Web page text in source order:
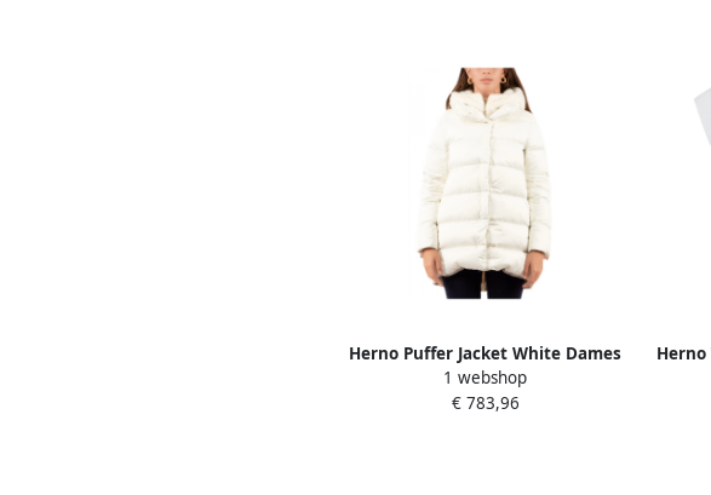
Herno Puffer Jacket White Dames
1 webshop
€ 783,96
en